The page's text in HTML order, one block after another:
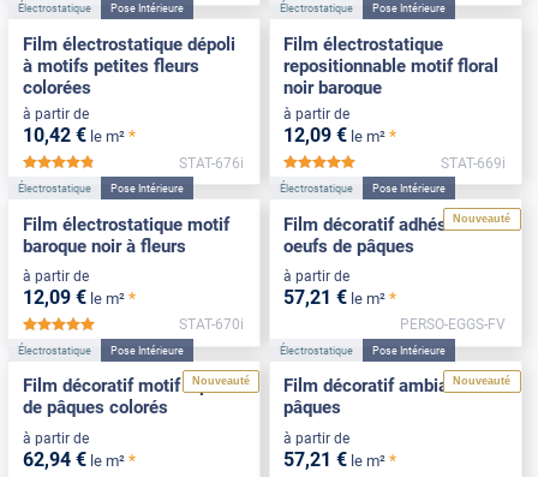
Électrostatique Pose Intérieure
Film électrostatique dépoli
à motifs petites fleurs
colorées
à partir de
10,42 € le m² *
*****
STAT-676i
Électrostatique Pose Intérieure
Film électrostatique
repositionnable motif floral
noir baroque
à partir de
12,09 € le m² *
STAT-669i
Électrostatique Pose Intérieure
Film électrostatique motif
baroque noir à fleurs
à partir de
12,09 € le m² *
*****
STAT-670i
Nouveauté
Électrostatique Pose Intérieure
Film décoratif adhésif motif
oeufs de pâques
à partir de
57,21 € le m² *
PERSO-EGGS-FV
Nouveauté
Électrostatique Pose Intérieure
Film décoratif motif lapins
de pâques colorés
à partir de
62,94 € le m² *
Nouveauté
Électrostatique Pose Intérieure
Film décoratif ambiance
pâques
à partir de
57,21 € le m² *